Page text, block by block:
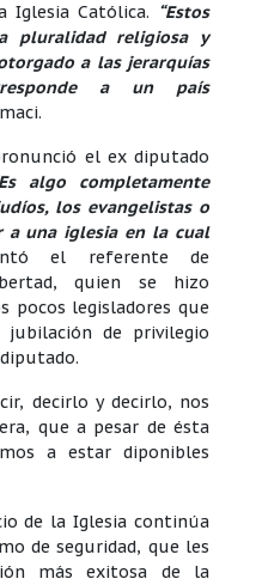
Iglesia Católica. “Estos
pluralidad religiosa y
a las jerarquías
a un país
el ex diputado
algo completamente
los evangelistas o
a una iglesia en la cual
el referente de
quien se hizo
pocos legisladores que
de privilegio
decirlo y decirlo, nos
que a pesar de ésta
a estar diponibles
de la Iglesia continúa
de seguridad, que les
más exitosa de la